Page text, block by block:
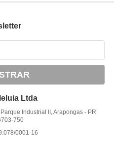
Ltda
Parque Industrial II, Arapongas - PR
750
0001-16